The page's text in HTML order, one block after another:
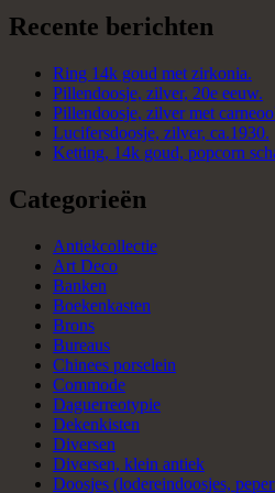
Recente berichten
Ring 14k goud met zirkonia.
Pillendoosje, zilver, 20e eeuw.
Pillendoosje, zilver met
Lucifersdoosje, zilver, ca.1930.
Ketting, 14k goud, popcorn
Categorieën
Antiekcollectie
Art Deco
Banken
Boekenkasten
Brons
Bureaus
Chinees porselein
Commode
Daguerreotypie
Dekenkisten
Diversen
Diversen, klein antiek
Doosjes (lodereindoosjes,